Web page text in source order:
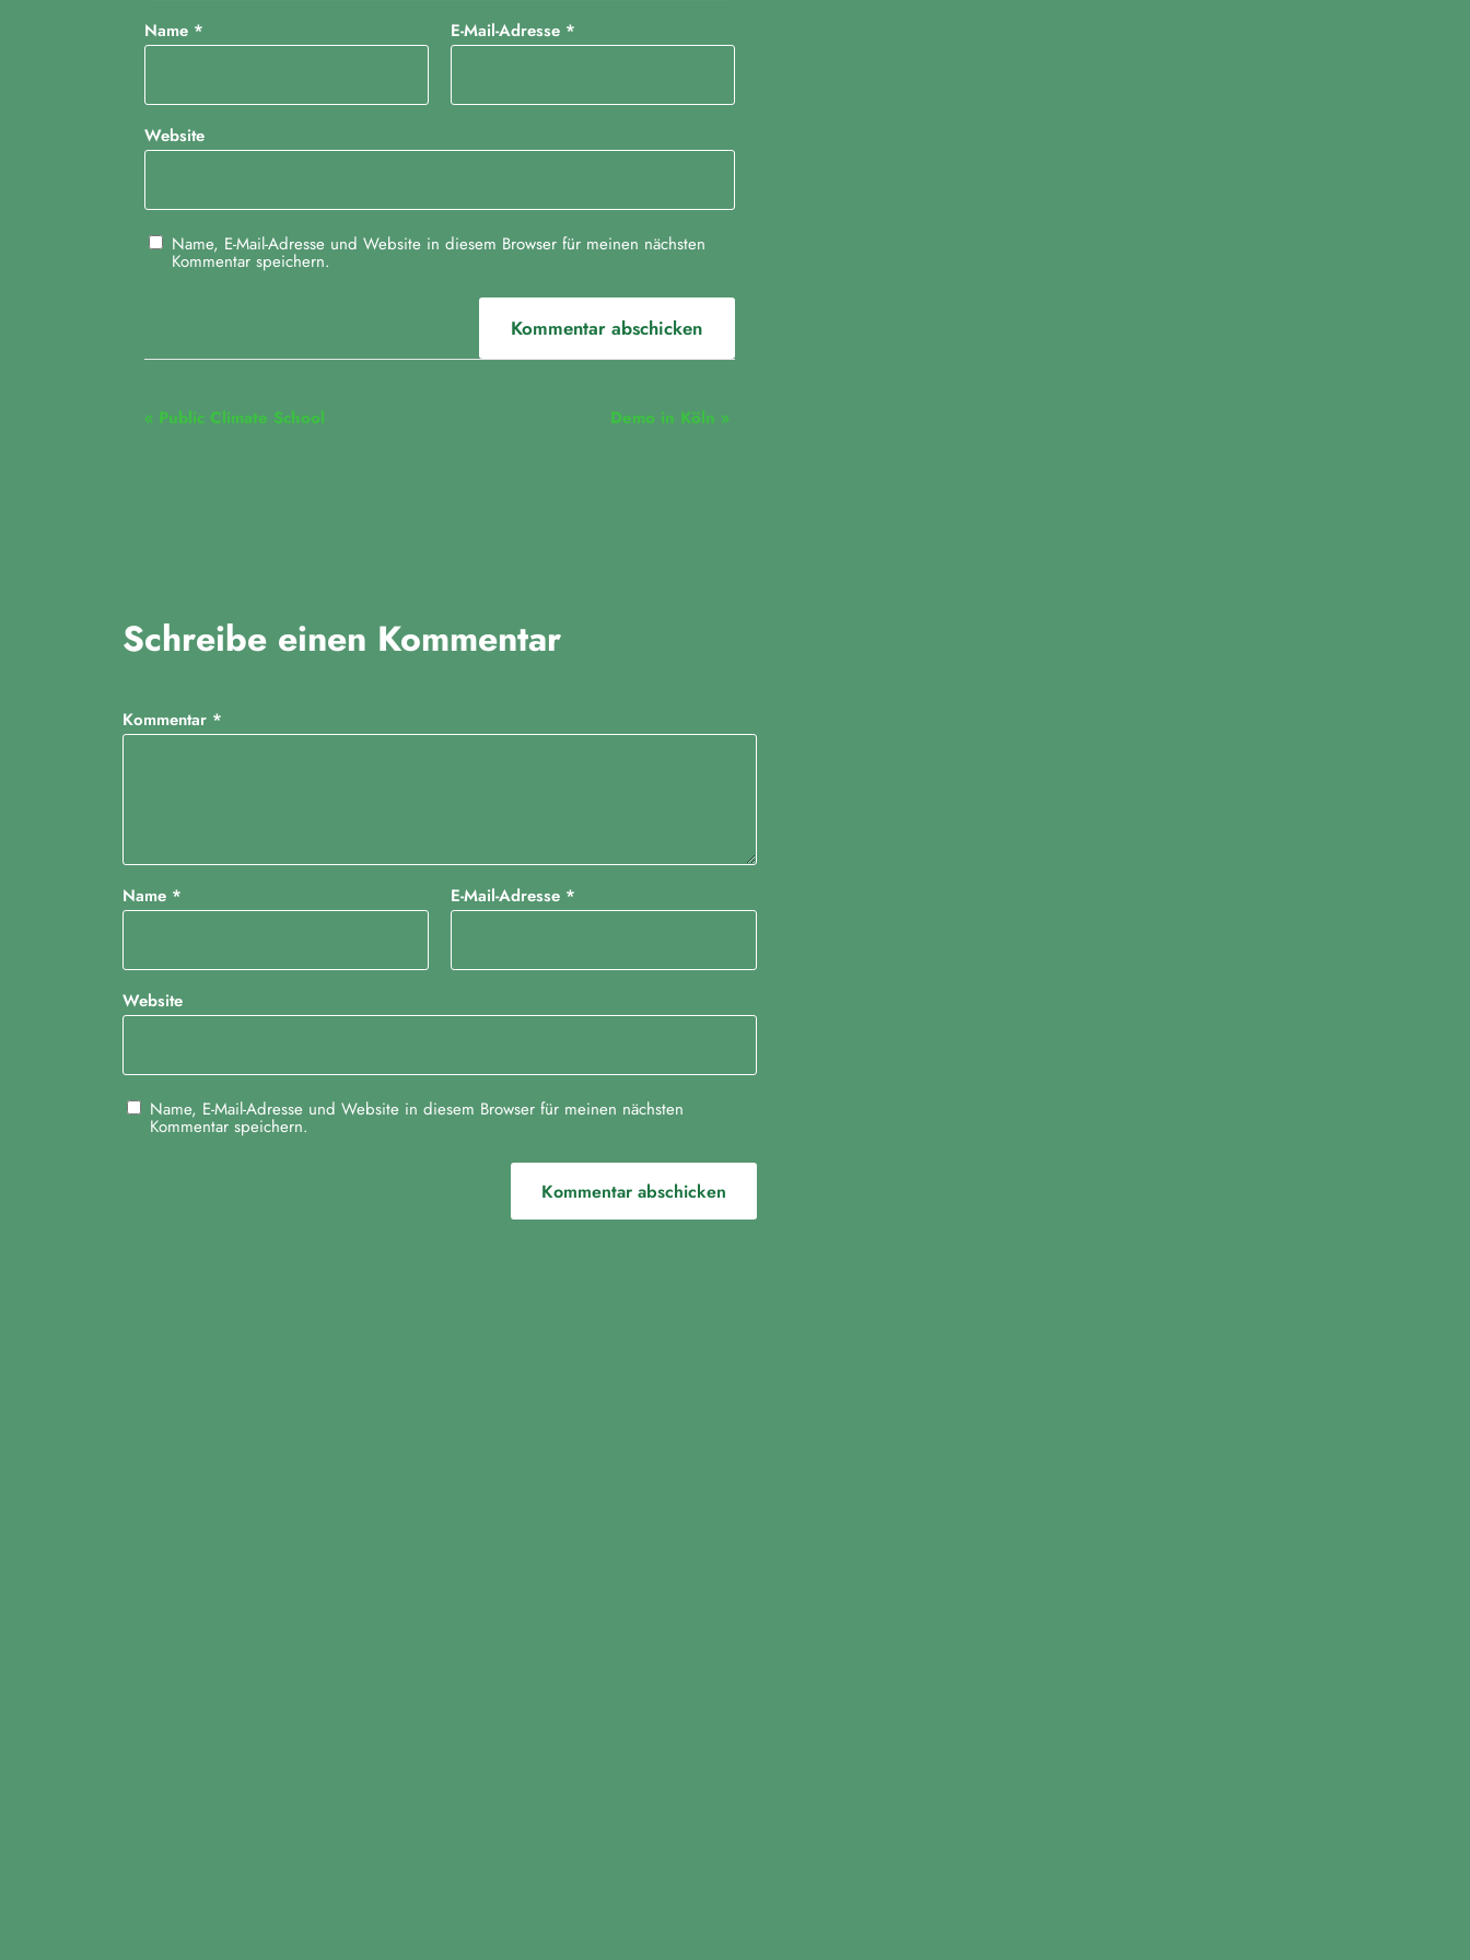
Name * E-Mail-Adresse *
Website
Name, E-Mail-Adresse und Website in diesem Browser für meinen nächsten
Kommentar speichern.
V
s
a
u
n
-
a
v
« Public Climate School Demo in Köln »
Schreibe einen Kommentar
Kommentar *
Name * E-Mail-Adresse *
Website
Name, E-Mail-Adresse und Website in diesem Browser für meinen nächsten
Kommentar speichern.